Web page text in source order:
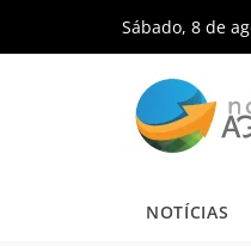
Sábado, 8 de
NOTÍCIAS